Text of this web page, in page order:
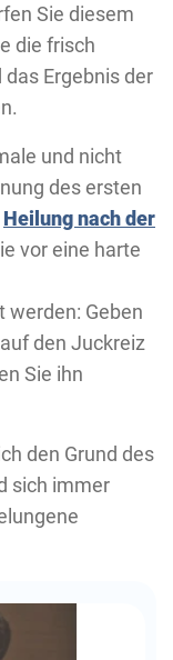
Sie diesem
die frisch
Ergebnis der
und nicht
des ersten
Heilung nach der
vor eine harte
Geben
den Juckreiz
Sie ihn
den Grund des
sich immer